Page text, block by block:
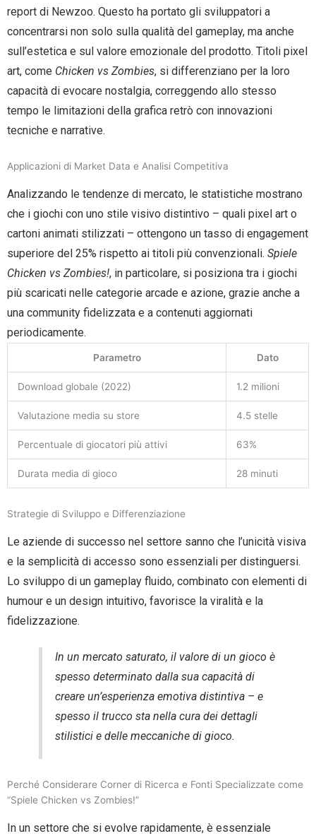
report di Newzoo. Questo ha portato gli sviluppatori a
concentrarsi non solo sulla qualità del gameplay, ma anche
sull’estetica e sul valore emozionale del prodotto. Titoli pixel
art, come Chicken vs Zombies, si differenziano per la loro
capacità di evocare nostalgia, correggendo allo stesso
tempo le limitazioni della grafica retrò con innovazioni
tecniche e narrative.
Applicazioni di Market Data e Analisi Competitiva
Analizzando le tendenze di mercato, le statistiche mostrano
che i giochi con uno stile visivo distintivo – quali pixel art o
cartoni animati stilizzati – ottengono un tasso di engagement
superiore del 25% rispetto ai titoli più convenzionali. Spiele
Chicken vs Zombies!, in particolare, si posiziona tra i giochi
più scaricati nelle categorie arcade e azione, grazie anche a
una community fidelizzata e a contenuti aggiornati
periodicamente.
Parametro Dato
Download globale (2022) 1.2 milioni
Valutazione media su store 4.5 stelle
Percentuale di giocatori più attivi 63%
Durata media di gioco 28 minuti
Strategie di Sviluppo e Differenziazione
Le aziende di successo nel settore sanno che l’unicità visiva
e la semplicità di accesso sono essenziali per distinguersi.
Lo sviluppo di un gameplay fluido, combinato con elementi di
humour e un design intuitivo, favorisce la viralità e la
fidelizzazione.
In un mercato saturato, il valore di un gioco è
spesso determinato dalla sua capacità di
creare un’esperienza emotiva distintiva – e
spesso il trucco sta nella cura dei dettagli
stilistici e delle meccaniche di gioco.
Perché Considerare Corner di Ricerca e Fonti Specializzate come
“Spiele Chicken vs Zombies!”
In un settore che si evolve rapidamente, è essenziale